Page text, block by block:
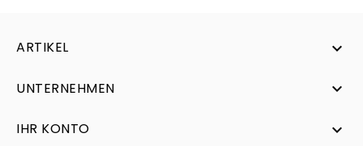
ARTIKEL 
UNTERNEHMEN 
IHR KONTO 